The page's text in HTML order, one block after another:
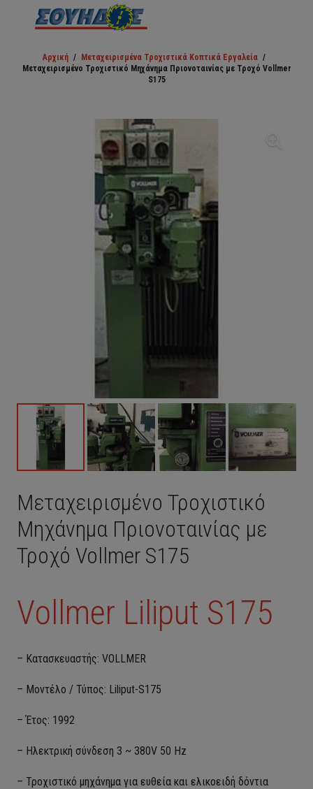
Αρχική / Μεταχειρισμένα Τροχιστικά Κοπτικά Εργαλεία /
Μεταχειρισμένο Τροχιστικό Μηχάνημα Πριονοταινίας με Τροχό Vollmer
S175
Μεταχειρισμένο Τροχιστικό
Μηχάνημα Πριονοταινίας με
Τροχό Vollmer S175
Vollmer Liliput S175
– Κατασκευαστής: VOLLMER
– Μοντέλο / Τύπος: Liliput-S175
– Έτος: 1992
– Ηλεκτρική σύνδεση 3 ~ 380V 50 Hz
– Τροχιστικό μηχάνημα για ευθεία και ελικοειδή δόντια